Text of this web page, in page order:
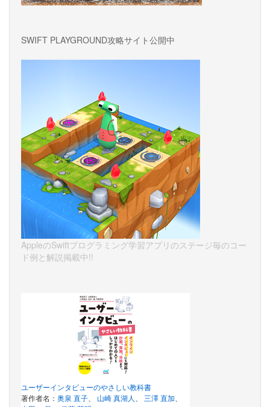
SWIFT PLAYGROUND攻略サイト公開中
AppleのSwiftプログラミング学習アプリのステージ毎のコー
ド例と解説掲載中!!